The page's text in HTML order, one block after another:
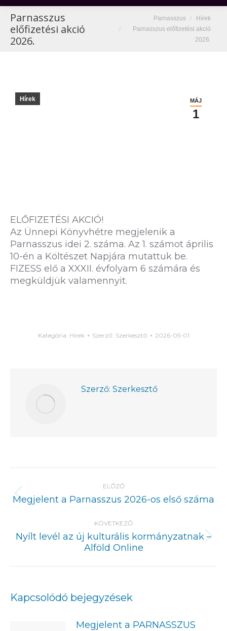
Parnasszus
előfizetési akció
2026.
You are here:Parnasszus
Hírek
Parnasszus előfizetési akció
2026.
MÁJ
1
Hírek
ELŐFIZETÉSI AKCIÓ!
Az Ünnepi Könyvhétre megjelenik a
Parnasszus idei 2. száma. Az 1. számot április
10-én a Költészet Napjára mutattuk be.
FIZESS elő a XXXII. évfolyam 6 számára és
megküldjük valamennyit.
Kategória: Hírek Szerző: Szerkesztő 2026-05-01
Szerző: Szerkesztő
navigation
ELŐZŐ
Previous
Megjelent a Parnasszus 2026-os első száma
KÖVETKEZŐ
Next
post:
Nyílt levél az új kulturális kormányzatnak –
Alföld Online
Kapcsolódó bejegyzések
Megjelent a PARNASSZUS